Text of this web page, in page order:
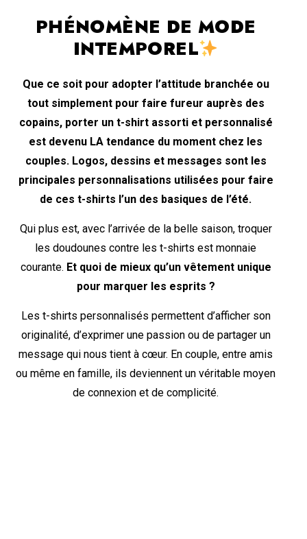
PHÉNOMÈNE DE MODE
INTEMPOREL
Que ce soit pour adopter l’attitude branchée ou
tout simplement pour faire fureur auprès des
copains, porter un t-shirt assorti et personnalisé
est devenu LA tendance du moment chez les
couples. Logos, dessins et messages sont les
principales personnalisations utilisées pour faire
de ces t-shirts l’un des basiques de l’été.
Qui plus est, avec l’arrivée de la belle saison, troquer
les doudounes contre les t-shirts est monnaie
courante. Et quoi de mieux qu’un vêtement unique
pour marquer les esprits ?
Les t-shirts personnalisés permettent d’afficher son
originalité, d’exprimer une passion ou de partager un
message qui nous tient à cœur. En couple, entre amis
ou même en famille, ils deviennent un véritable moyen
de connexion et de complicité.